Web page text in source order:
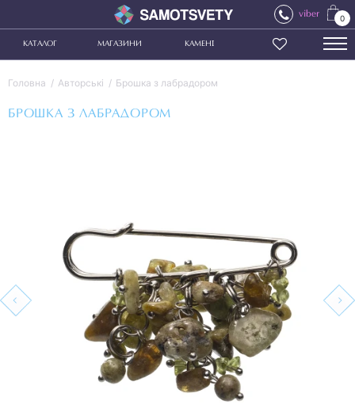
viber 0
КАТАЛОГ МАГАЗИНИ КАМЕНІ
Головна Авторські Брошка з лабрадором
БРОШКА З ЛАБРАДОРОМ